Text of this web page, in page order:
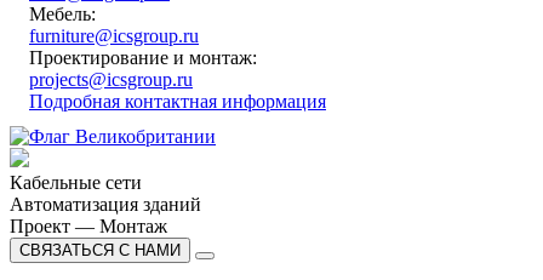
Мебель:
furniture@icsgroup.ru
Проектирование и монтаж:
projects@icsgroup.ru
Подробная контактная информация
Кабельные сети
Автоматизация зданий
Проект — Монтаж
СВЯЗАТЬСЯ С НАМИ